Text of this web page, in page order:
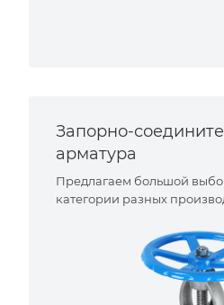
Запорно-
арматура
Предлагаем большой
категории разных